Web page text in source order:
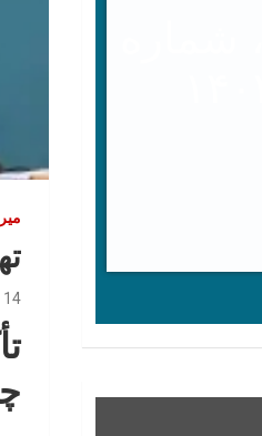
14 اکتبر 2025